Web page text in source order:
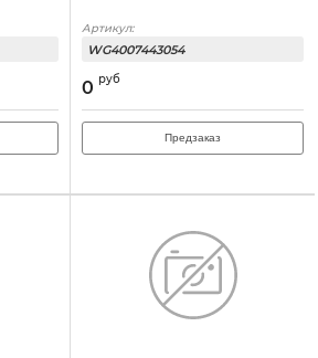
Артикул:
WG4007443054
0 руб
Предзаказ